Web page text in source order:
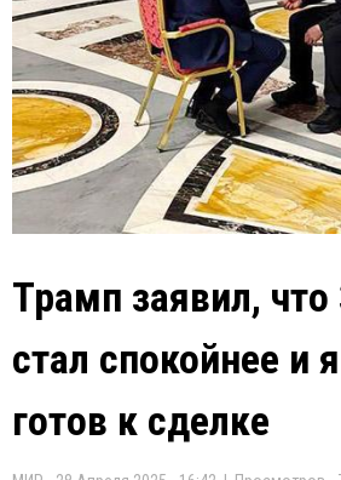
Трамп заявил, что
стал спокойнее и
готов к сделке